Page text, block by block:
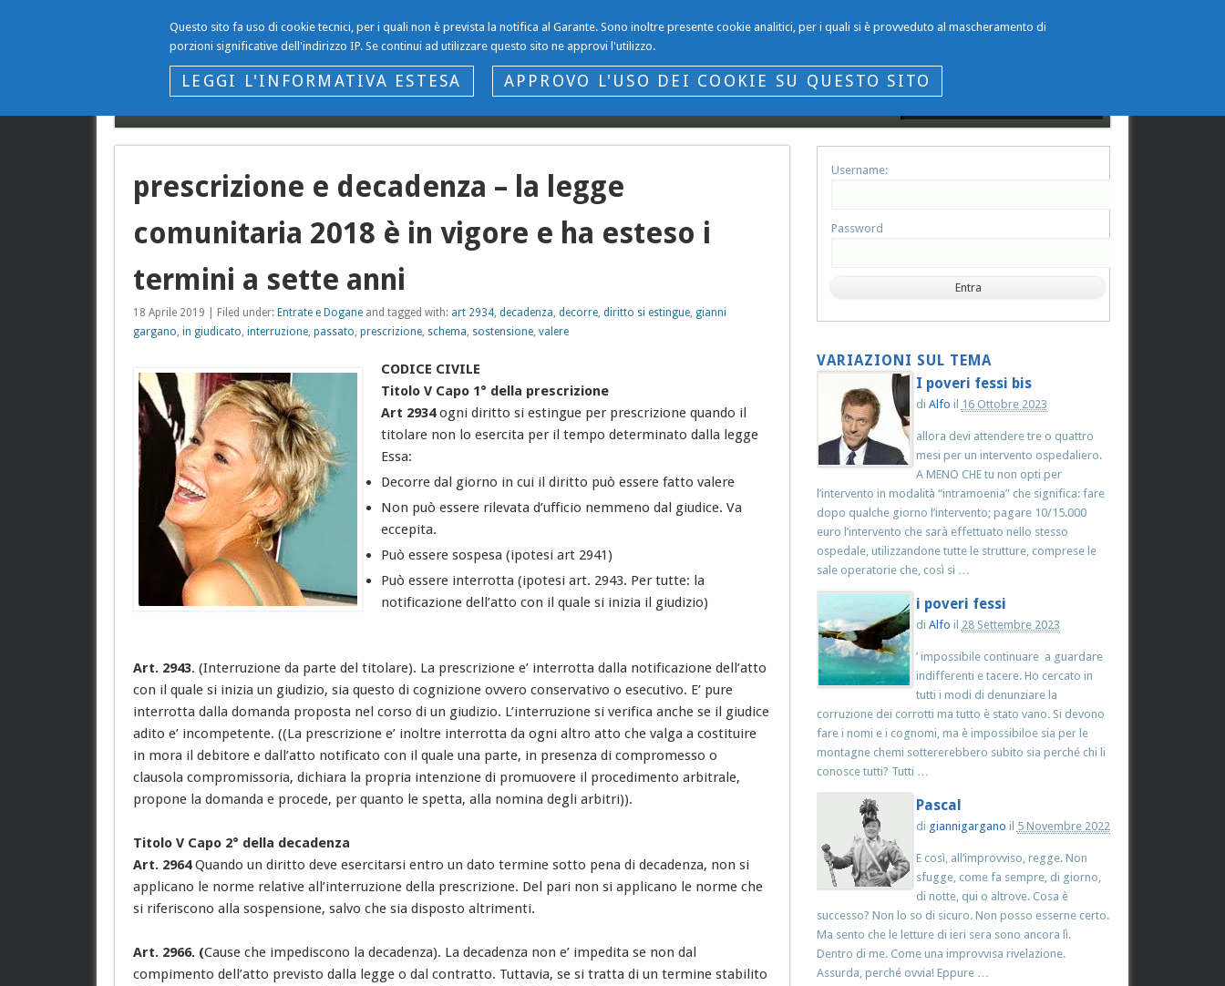
Il Blog… … di Gianni Gargano
prescrizione e decadenza – la legge
comunitaria 2018 è in vigore e ha esteso i
termini a sette anni
18 Aprile 2019 | Filed under: Entrate e Doganeand tagged with: art 2934, decadenza, decorre, diritto si estingue, gianni
gargano, in giudicato, interruzione, passato, prescrizione, schema, sostensione, valere
CODICE CIVILE
Titolo V Capo 1° della prescrizione
Art 2934ogni diritto si estingue per prescrizione quando il
titolare non lo esercita per il tempo determinato dalla legge
Essa:
Decorre dal giorno in cui il diritto può essere fatto valere
Non può essere rilevata d’ufficio nemmeno dal giudice. Va
eccepita.
Può essere sospesa (ipotesi art 2941)
Può essere interrotta (ipotesi art. 2943. Per tutte: la
notificazione dell’atto con il quale si inizia il giudizio)
Art. 2943. (Interruzione da parte del titolare). La prescrizione e’ interrotta dalla notificazione dell’atto
con il quale si inizia un giudizio, sia questo di cognizione ovvero conservativo o esecutivo. E’ pure
interrotta dalla domanda proposta nel corso di un giudizio. L’interruzione si verifica anche se il giudice
adito e’ incompetente. ((La prescrizione e’ inoltre interrotta da ogni altro atto che valga a costituire
in mora il debitore e dall’atto notificato con il quale una parte, in presenza di compromesso o
clausola compromissoria, dichiara la propria intenzione di promuovere il procedimento arbitrale,
propone la domanda e procede, per quanto le spetta, alla nomina degli arbitri)).
Titolo V Capo 2° della decadenza
Art. 2964Quando un diritto deve esercitarsi entro un dato termine sotto pena di decadenza, non si
applicano le norme relative all’interruzione della prescrizione. Del pari non si applicano le norme che
si riferiscono alla sospensione, salvo che sia disposto altrimenti.
Art. 2966. (Cause che impediscono la decadenza). La decadenza non e’ impedita se non dal
compimento dell’atto previsto dalla legge o dal contratto. Tuttavia, se si tratta di un termine stabilito
Username:
Password
VARIAZIONI SUL TEMA
I poveri fessi bis
di Alfo il 16 Ottobre 2023
allora devi attendere tre o quattro
mesi per un intervento ospedaliero.
A MENO CHE tu non opti per
l’intervento in modalità “intramoenia” che significa: fare
dopo qualche giorno l’intervento; pagare 10/15.000
euro l’intervento che sarà effettuato nello stesso
ospedale, utilizzandone tutte le strutture, comprese le
sale operatorie che, così si …
i poveri fessi
di Alfo il 28 Settembre 2023
’ impossibile continuare a guardare
indifferenti e tacere. Ho cercato in
tutti i modi di denunziare la
corruzione dei corrotti ma tutto è stato vano. Si devono
fare i nomi e i cognomi, ma è impossibiloe sia per le
montagne chemi sottererebbero subito sia perché chi li
conosce tutti? Tutti …
Pascal
di giannigargano il 5 Novembre 2022
E così, all’improvviso, regge. Non
sfugge, come fa sempre, di giorno,
di notte, qui o altrove. Cosa è
successo? Non lo so di sicuro. Non posso esserne certo.
Ma sento che le letture di ieri sera sono ancora lì.
Dentro di me. Come una improvvisa rivelazione.
Assurda, perché ovvia! Eppure …
Questo sito fa uso di cookie tecnici, per i quali non è prevista la notifica al Garante. Sono inoltre presente cookie analitici, per i quali si è provveduto al mascheramento di
porzioni significative dell'indirizzo IP. Se continui ad utilizzare questo sito ne approvi l'utilizzo.
LEGGI L'INFORMATIVA ESTESA APPROVO L'USO DEI COOKIE SU QUESTO SITO